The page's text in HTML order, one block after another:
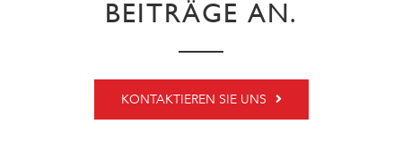
BEITRÄGE AN.
KONTAKTIEREN SIE UNS